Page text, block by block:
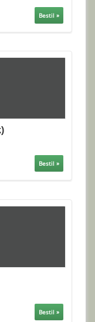
Bestil »
Bestil »
Bestil »